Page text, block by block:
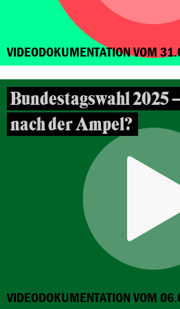
VIDEODOKUMENTATION VOM
Bundestagswahl 2025
nach der Ampel?
VIDEODOKUMENTATION VOM